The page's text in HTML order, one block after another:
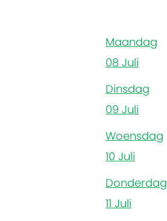
Maandag
08 Juli
Dinsdag
09 Juli
Woensdag
10 Juli
Donderdag
11 Juli